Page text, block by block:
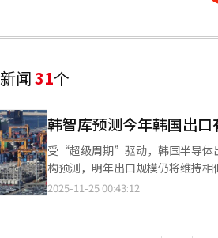
新闻31个
韩智库预测今年韩国出
受“超级周期”驱动，韩国半导体
构预测，明年出口规模仍将维持相似水平。 韩国产业研究院24日发布《2026年经济与产业展
国全年出口额预计将达到7500亿
2025-11-25 00:43:12